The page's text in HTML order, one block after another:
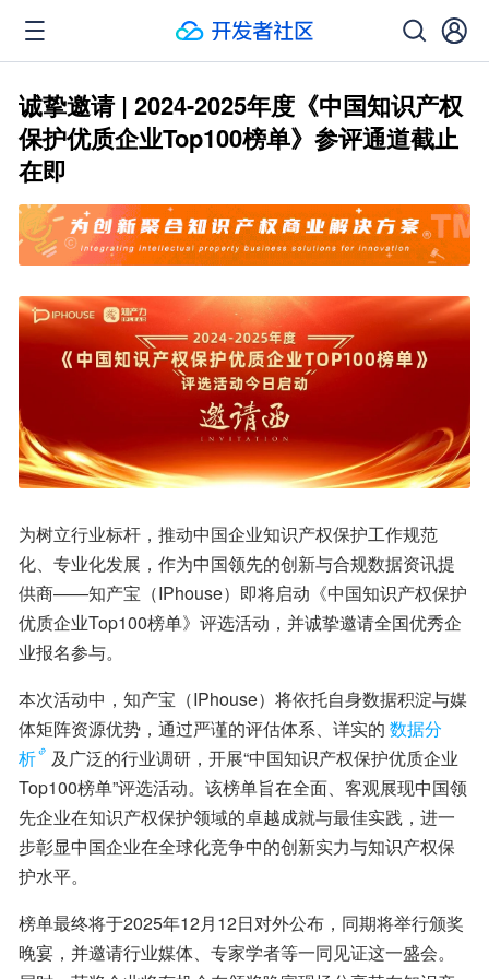
诚挚邀请 | 2024-2025年度《中国知识产权
保护优质企业Top100榜单》参评通道截止
在即
为树立行业标杆，推动中国企业知识产权保护工作规范
化、专业化发展，作为中国领先的创新与合规数据资讯提
供商——知产宝（IPhouse）即将启动《中国知识产权保护
优质企业Top100榜单》评选活动，并诚挚邀请全国优秀企
业报名参与。
本次活动中，知产宝（IPhouse）将依托自身数据积淀与媒
体矩阵资源优势，通过严谨的评估体系、详实的 数据分
析
及广泛的行业调研，开展“中国知识产权保护优质企业
Top100榜单”评选活动。该榜单旨在全面、客观展现中国领
先企业在知识产权保护领域的卓越成就与最佳实践，进一
步彰显中国企业在全球化竞争中的创新实力与知识产权保
护水平。
榜单最终将于2025年12月12日对外公布，同期将举行颁奖
晚宴，并邀请行业媒体、专家学者等一同见证这一盛会。